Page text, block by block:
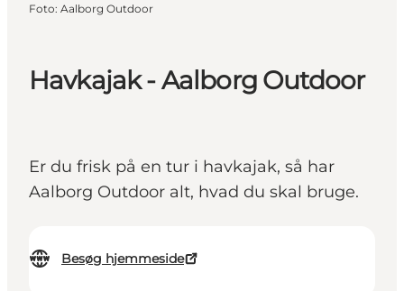
Havkajak - Aalborg Outdoor
Er du frisk på en tur i havkajak, så har
Aalborg Outdoor alt, hvad du skal bruge.
Besøg hjemmeside
Foto: Aalborg Outdoor